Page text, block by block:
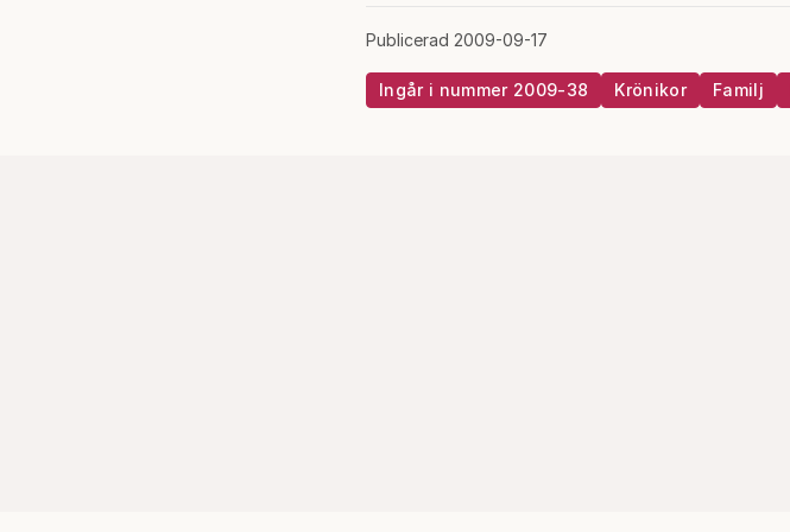
Publicerad 2009-09-17
Ingår i nummer 2009-38 Krönikor Familj